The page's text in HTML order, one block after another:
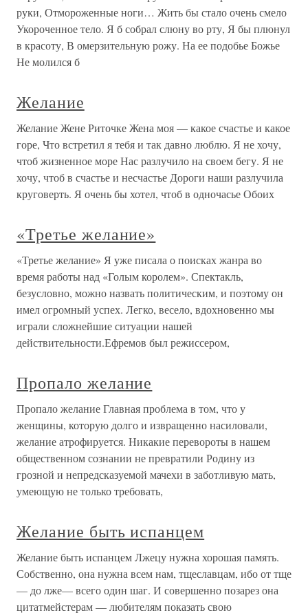
руки, Отмороженные ноги… Жить бы стало очень смело
Укороченное тело. Я б собрал слюну во рту, Я бы плюнул
в красоту, В омерзительную рожу. На ее подобье Божье
Не молился б
Желание
Желание Жене Риточке Жена моя — какое счастье и какое
горе, Что встретил я тебя и так давно люблю. Я не хочу,
чтоб жизненное море Нас разлучило на своем бегу. Я не
хочу, чтоб в счастье и несчастье Дороги наши разлучила
круговерть. Я очень бы хотел, чтоб в одночасье Обоих
«Третье желание»
«Третье желание» Я уже писала о поисках жанра во
время работы над «Голым королем». Спектакль,
безусловно, можно назвать политическим, и поэтому он
имел огромный успех. Легко, весело, вдохновенно мы
играли сложнейшие ситуации нашей
действительности.Ефремов был режиссером,
Пропало желание
Пропало желание Главная проблема в том, что у
женщины, которую долго и извращенно насиловали,
желание атрофируется. Никакие перевороты в нашем
общественном сознании не превратили Родину из
грозной и непредсказуемой мачехи в заботливую мать,
умеющую не только требовать,
Желание быть испанцем
Желание быть испанцем Лжецу нужна хорошая память.
Собственно, она нужна всем нам, тщеславцам, ибо от тще
— до лже— всего один шаг. И совершенно позарез она
цитатмейстерам — любителям показать свою